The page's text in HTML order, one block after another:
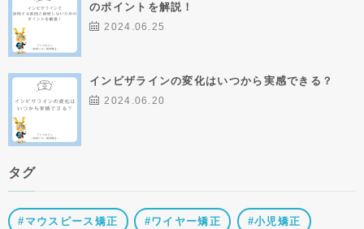
のポイントを解説！
2024.06.25
インビザラインの変化はいつから実感できる？
2024.06.20
タグ
マウスピース矯正 ワイヤー矯正 小児矯正